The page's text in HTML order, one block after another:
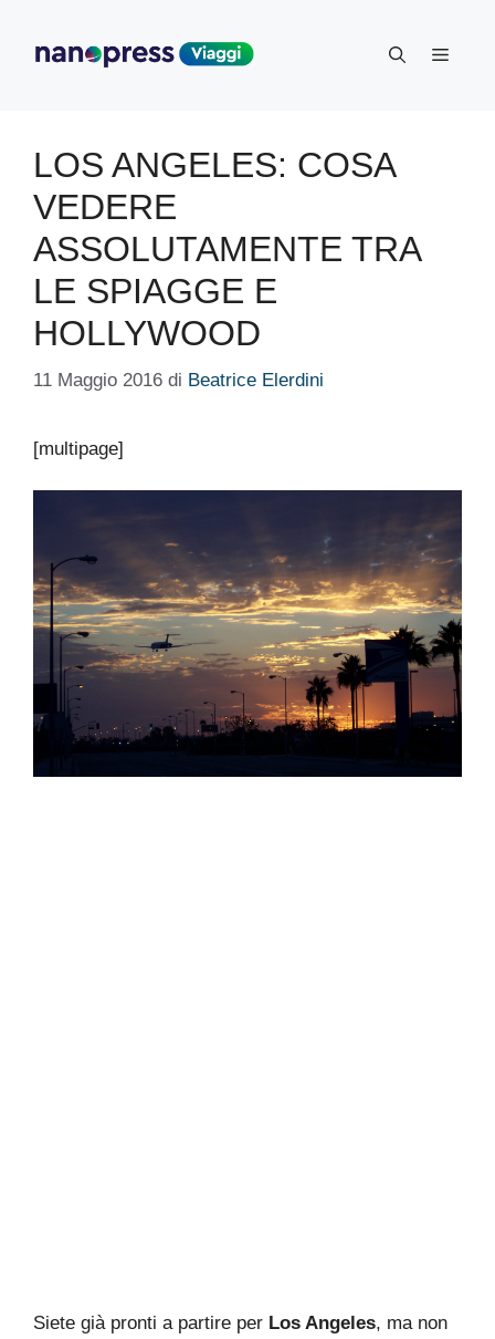
contenuto
Menu
LOS ANGELES: COSA
VEDERE
ASSOLUTAMENTE TRA
LE SPIAGGE E
HOLLYWOOD
11 Maggio 2016 di Beatrice Elerdini
[multipage]
Siete già pronti a partire per Los Angeles, ma non